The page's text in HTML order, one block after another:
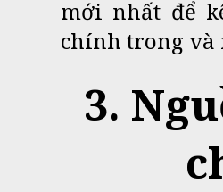
mới nhất để
chính trong và
3.